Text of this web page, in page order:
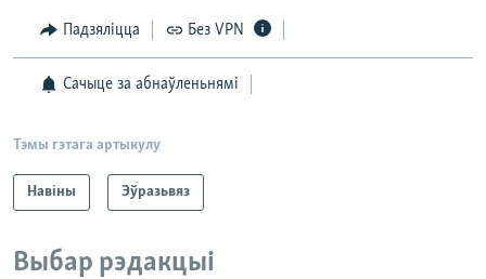
Падзяліцца Без VPN
Сачыце за абнаўленьнямі
Тэмы гэтага артыкулу
Навіны Эўразьвяз
Выбар рэдакцыі